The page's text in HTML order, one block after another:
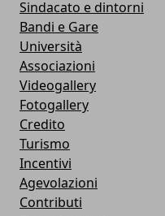
Sindacato e dintorni
Bandi e Gare
Università
Associazioni
Videogallery
Fotogallery
Credito
Turismo
Incentivi
Agevolazioni
Contributi